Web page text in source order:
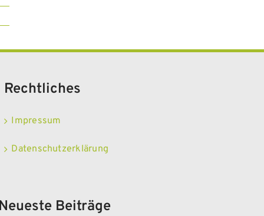
Rechtliches
Impressum
Datenschutzerklärung
Neueste Beiträge